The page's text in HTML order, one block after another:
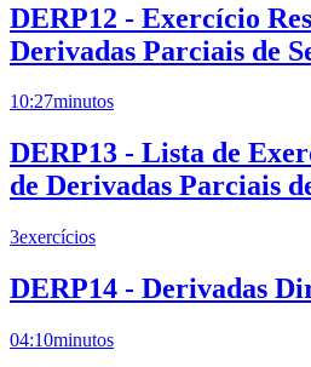
DERP12 - Exercício
Derivadas Parciais de
10:27minutos
DERP13 - Lista de
de Derivadas Parciais
3exercícios
DERP14 - Derivadas
04:10minutos